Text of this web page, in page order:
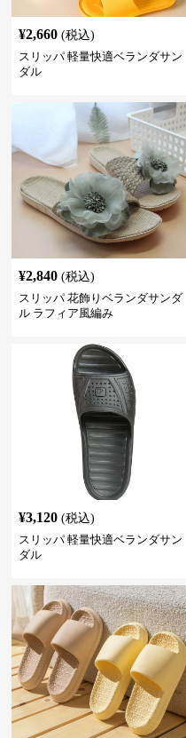
¥2,660 (税込)
スリッパ 軽量快適ベランダサン
ダル
¥2,840 (税込)
スリッパ 花飾りベランダサンダ
ル ラフィア風編み
¥3,120 (税込)
スリッパ 軽量快適ベランダサン
ダル